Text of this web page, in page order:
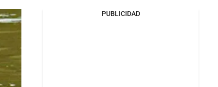
PUBLICIDAD